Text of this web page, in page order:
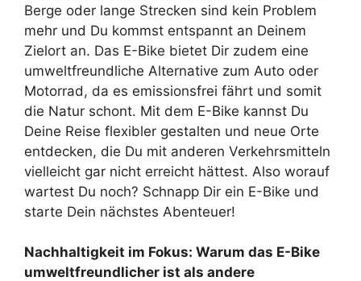
Berge oder lange Strecken sind kein Problem
mehr und Du kommst entspannt an Deinem
Zielort an. Das E-Bike bietet Dir zudem eine
umweltfreundliche Alternative zum Auto oder
Motorrad, da es emissionsfrei fährt und somit
die Natur schont. Mit dem E-Bike kannst Du
Deine Reise flexibler gestalten und neue Orte
entdecken, die Du mit anderen Verkehrsmitteln
vielleicht gar nicht erreicht hättest. Also worauf
wartest Du noch? Schnapp Dir ein E-Bike und
starte Dein nächstes Abenteuer!
Nachhaltigkeit im Fokus: Warum das E-Bike
umweltfreundlicher ist als andere